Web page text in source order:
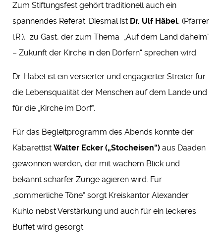
Zum Stiftungsfest gehört traditionell auch ein
spannendes Referat. Diesmal ist Dr. Ulf Häbel, (Pfarrer
i.R.), zu Gast, der zum Thema „Auf dem Land daheim“
– Zukunft der Kirche in den Dörfern“ sprechen wird.
Dr. Häbel ist ein versierter und engagierter Streiter für
die Lebensqualität der Menschen auf dem Lande und
für die „Kirche im Dorf“.
Für das Begleitprogramm des Abends konnte der
Kabarettist Walter Ecker („Stocheisen“) aus Daaden
gewonnen werden, der mit wachem Blick und
bekannt scharfer Zunge agieren wird. Für
„sommerliche Töne“ sorgt Kreiskantor Alexander
Kuhlo nebst Verstärkung und auch für ein leckeres
Buffet wird gesorgt.